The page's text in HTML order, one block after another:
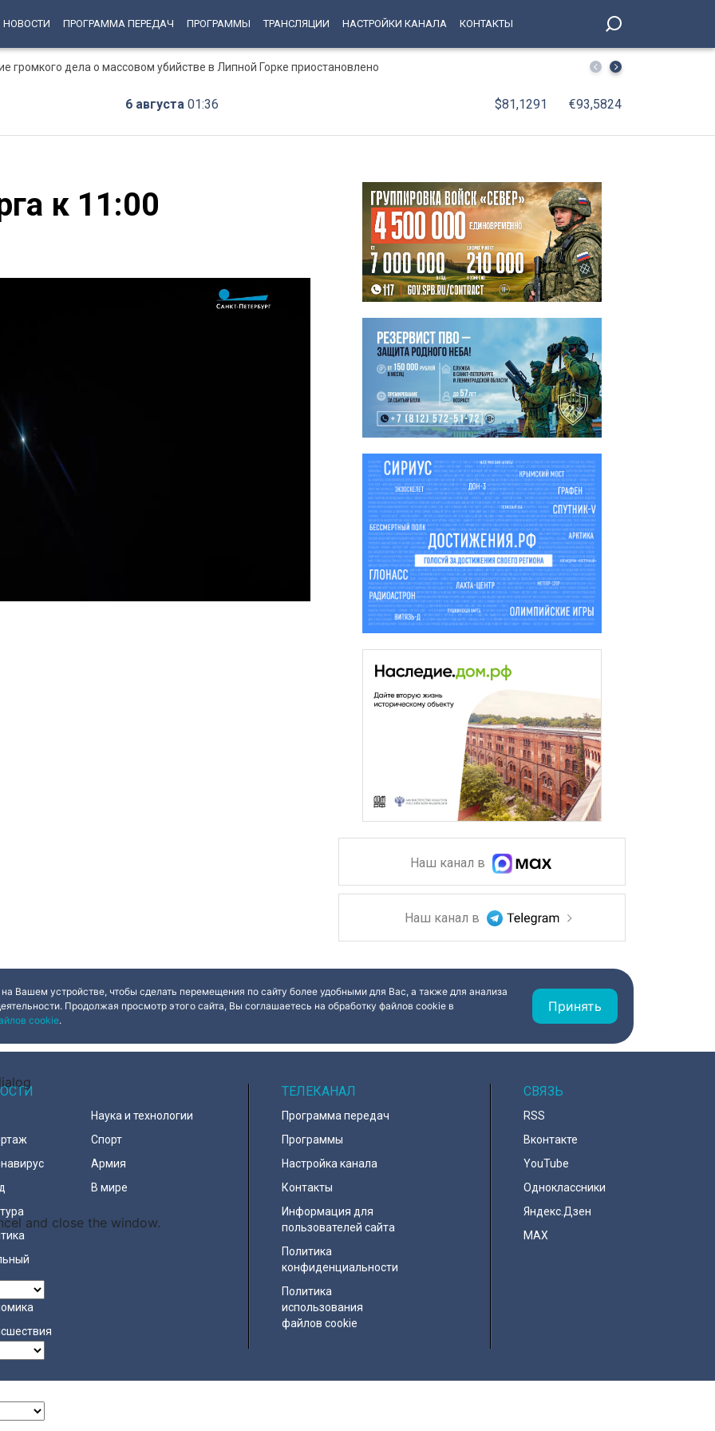
НОВОСТИ ПРОГРАММА ПЕРЕДАЧ ПРОГРАММЫ ТРАНСЛЯЦИИ НАСТРОЙКИ КАНАЛА КОНТАКТЫ
громкого дела о массовом убийстве в Липной Горке приостановлено В Петербурге принят Единый стандарт обслуживания
6 августа 01:36 $81,1291 €93,5824
к 11:00
and close the window.
Наш канал в
Наш канал в
Вашем устройстве, чтобы сделать перемещения по сайту более удобными для Вас, а также для анализа
Продолжая просмотр этого сайта, Вы соглашаетесь на обработку файлов cookie в
cookie.
Принять
Наука и технологии
Спорт
Армия
В мире
ТЕЛЕКАНАЛ
Программа передач
Программы
Настройка канала
Контакты
Информация для
пользователей сайта
Политика
конфиденциальности
Политика
использования
файлов cookie
СВЯЗЬ
RSS
Вконтакте
YouTube
Одноклассники
Яндекс.Дзен
MAX